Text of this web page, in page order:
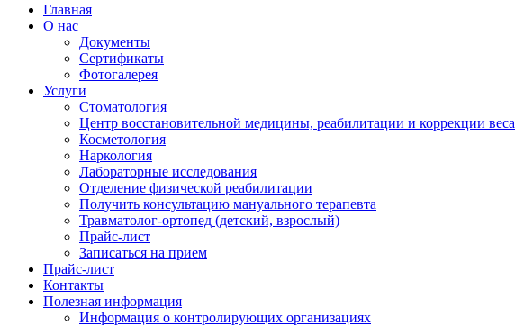
Главная
О нас
Документы
Сертификаты
Фотогалерея
Услуги
Стоматология
Центр восстановительной медицины, реабилитации и коррекции веса
Косметология
Наркология
Лабораторные исследования
Отделение физической реабилитации
Получить консультацию мануального терапевта
Травматолог-ортопед (детский, взрослый)
Прайс-лист
Записаться на прием
Прайс-лист
Контакты
Полезная информация
Информация о контролирующих организациях